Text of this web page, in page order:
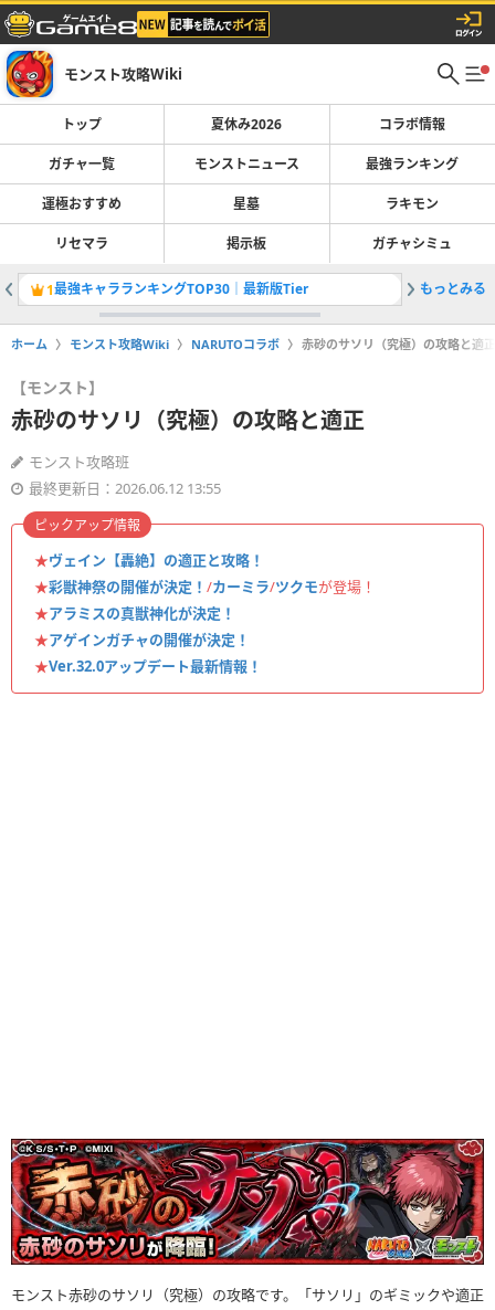
モンスト攻略Wiki
トップ 夏休み2026 コラボ情報
ガチャ一覧 モンストニュース 最強ランキング
運極おすすめ 星墓 ラキモン
リセマラ 掲示板 ガチャシミュ
1最強キャラランキングTOP30｜最新版Tier 2
もっとみる
ホーム モンスト攻略Wiki NARUTOコラボ 赤砂のサソリ（究極）の攻略と適正
【モンスト】
赤砂のサソリ（究極）の攻略と適正
モンスト攻略班
最終更新日：2026.06.12 13:55
★ヴェイン【轟絶】の適正と攻略！
★彩獣神祭の開催が決定！ /カーミラ/ツクモが登場！
★アラミスの真獣神化が決定！
★アゲインガチャの開催が決定！
★Ver.32.0アップデート最新情報！
ピックアップ情報
モンスト赤砂のサソリ（究極）の攻略です。「サソリ」のギミックや適正